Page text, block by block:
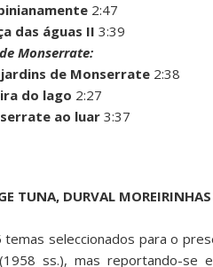
TUNA, DURVAL
seleccionados para o
ss.), mas reportando-se
2:47
das águas II 3:39
Monserrate:
de Monserrate 2:38
do lago 2:27
ao luar3:37